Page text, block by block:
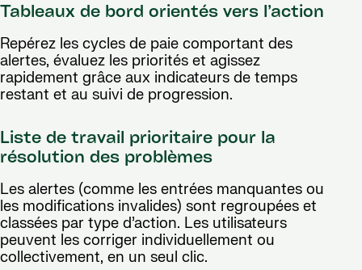
Tableaux de bord orientés vers l’action
Repérez les cycles de paie comportant des
alertes, évaluez les priorités et agissez
rapidement grâce aux indicateurs de temps
restant et au suivi de progression.
Liste de travail prioritaire pour la
résolution des problèmes
Les alertes (comme les entrées manquantes ou
les modifications invalides) sont regroupées et
classées par type d’action. Les utilisateurs
peuvent les corriger individuellement ou
collectivement, en un seul clic.